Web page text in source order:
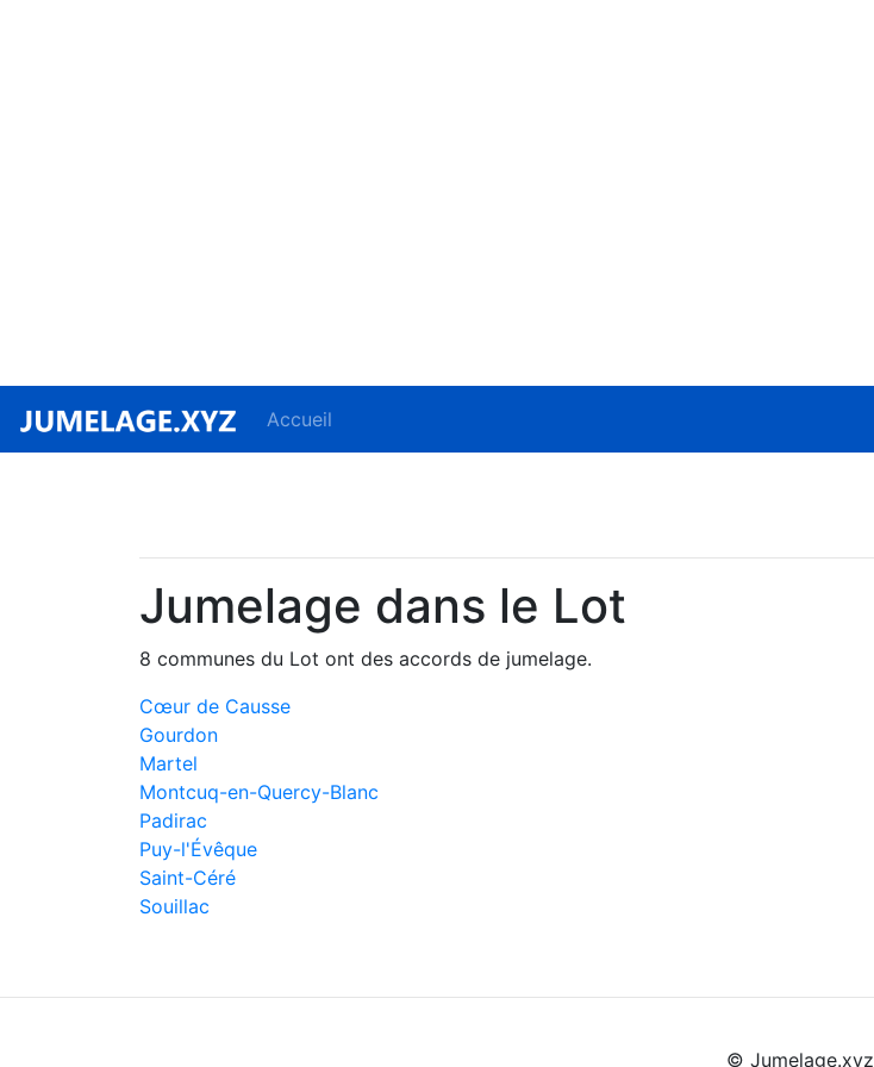
Accueil
Jumelage dans le Lot
8 communes du Lot ont des accords de jumelage.
Cœur de Causse
Gourdon
Martel
Montcuq-en-Quercy-Blanc
Padirac
Puy-l'Évêque
Saint-Céré
Souillac
© Jumelage.xyz